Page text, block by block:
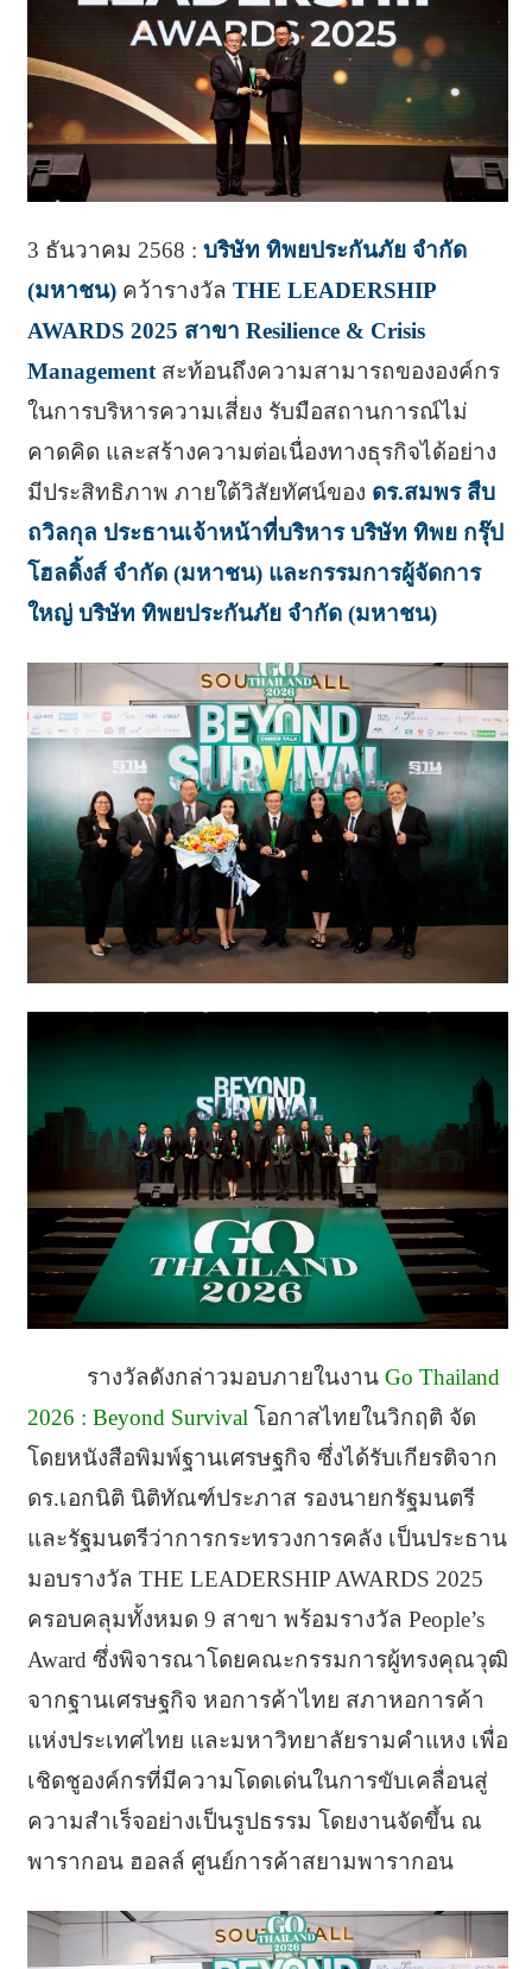
3 ธันวาคม 2568 : บริษัท ทิพยประกันภัย จำกัด
(มหาชน)คว้ารางวัล THE LEADERSHIP
AWARDS 2025 สาขา Resilience & Crisis
Management สะท้อนถึงความสามารถขององค์กร
ในการบริหารความเสี่ยง รับมือสถานการณ์ไม่
คาดคิด และสร้างความต่อเนื่องทางธุรกิจได้อย่าง
มีประสิทธิภาพ ภายใต้วิสัยทัศน์ของ ดร.สมพร สืบ
ถวิลกุล ประธานเจ้าหน้าที่บริหาร บริษัท ทิพย กรุ๊ป
โฮลดิ้งส์ จำกัด (มหาชน) และกรรมการผู้จัดการ
ใหญ่ บริษัท ทิพยประกันภัย จำกัด (มหาชน)
รางวัลดังกล่าวมอบภายในงาน Go Thailand
2026 : Beyond Survival โอกาสไทยในวิกฤติ จัด
โดยหนังสือพิมพ์ฐานเศรษฐกิจ ซึ่งได้รับเกียรติจาก
ดร.เอกนิติ นิติทัณฑ์ประภาส รองนายกรัฐมนตรี
และรัฐมนตรีว่าการกระทรวงการคลัง เป็นประธาน
มอบรางวัล THE LEADERSHIP AWARDS 2025
ครอบคลุมทั้งหมด 9 สาขา พร้อมรางวัล People’s
Award ซึ่งพิจารณาโดยคณะกรรมการผู้ทรงคุณวุฒิ
จากฐานเศรษฐกิจ หอการค้าไทย สภาหอการค้า
แห่งประเทศไทย และมหาวิทยาลัยรามคำแหง เพื่อ
เชิดชูองค์กรที่มีความโดดเด่นในการขับเคลื่อนสู่
ความสำเร็จอย่างเป็นรูปธรรม โดยงานจัดขึ้น ณ
พารากอน ฮอลล์ ศูนย์การค้าสยามพารากอน